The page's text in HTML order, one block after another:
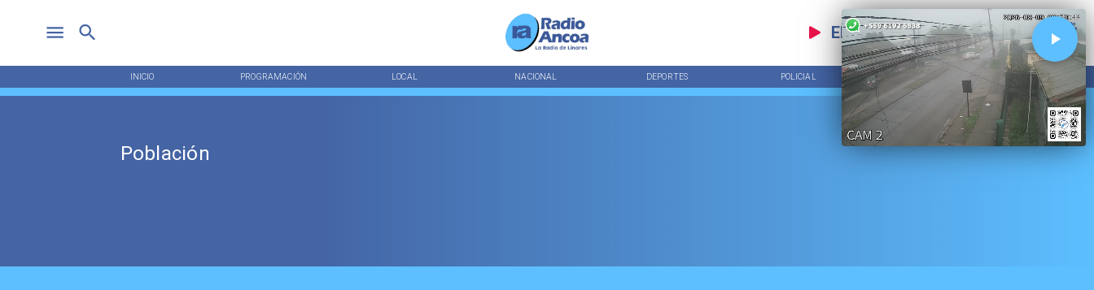
EN VIVO
INICIO PROGRAMACIÓN LOCAL NACIONAL DEPORTES POLICIAL TENDENCIAS
Población